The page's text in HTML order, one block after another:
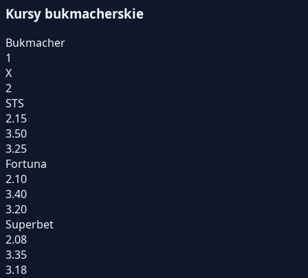
Kursy bukmacherskie
Bukmacher
1
X
2
STS
2.15
3.50
3.25
Fortuna
2.10
3.40
3.20
Superbet
2.08
3.35
3.18